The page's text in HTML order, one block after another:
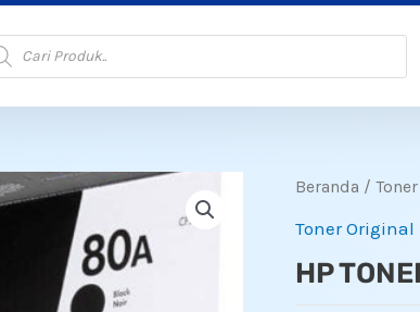
Beranda /
Toner Original
HP